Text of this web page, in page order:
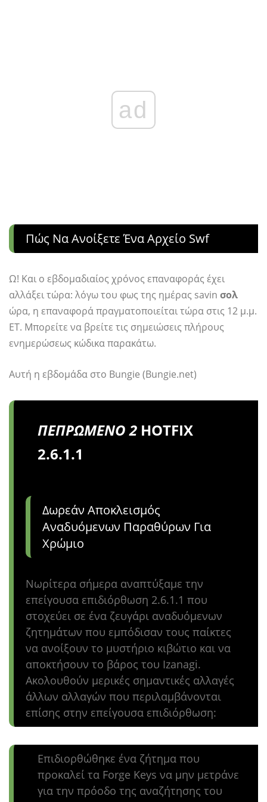
ad
Πώς Να Ανοίξετε Ένα Αρχείο Swf
Ω! Και ο εβδομαδιαίος χρόνος επαναφοράς έχει
αλλάξει τώρα: λόγω του φως της ημέρας savin σολ
ώρα, η επαναφορά πραγματοποιείται τώρα στις 12 μ.μ.
ET. Μπορείτε να βρείτε τις σημειώσεις πλήρους
ενημερώσεως κώδικα παρακάτω.
Αυτή η εβδομάδα στο Bungie (Bungie.net)
ΠΕΠΡΩΜΕΝΟ 2 HOTFIX
2.6.1.1
Δωρεάν Αποκλεισμός
Αναδυόμενων Παραθύρων Για
Χρώμιο
Νωρίτερα σήμερα αναπτύξαμε την
επείγουσα επιδιόρθωση 2.6.1.1 που
στοχεύει σε ένα ζευγάρι αναδυόμενων
ζητημάτων που εμπόδισαν τους παίκτες
να ανοίξουν το μυστήριο κιβώτιο και να
αποκτήσουν το βάρος του Izanagi.
Ακολουθούν μερικές σημαντικές αλλαγές
άλλων αλλαγών που περιλαμβάνονται
επίσης στην επείγουσα επιδιόρθωση:
Επιδιορθώθηκε ένα ζήτημα που
προκαλεί τα Forge Keys να μην μετράνε
για την πρόοδο της αναζήτησης του